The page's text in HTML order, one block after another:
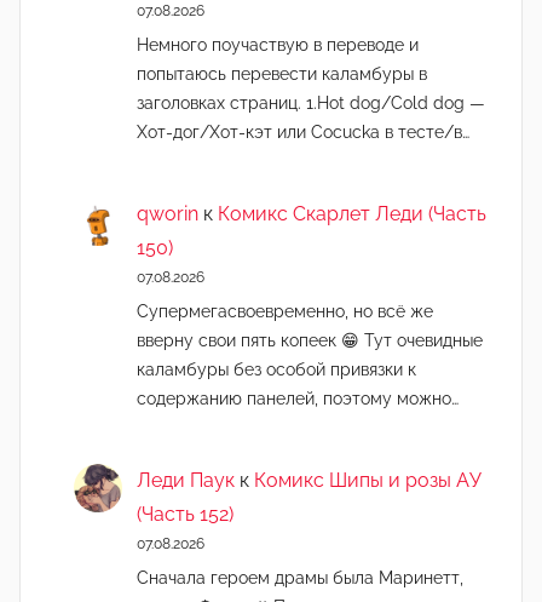
07.08.2026
Немного поучаствую в переводе и
попытаюсь перевести каламбуры в
заголовках страниц. 1.Hot dog/Cold dog —
Хот-дог/Хот-кэт или Cocucka в тесте/в…
qworin к Комикс Скарлет Леди (Часть
150)
07.08.2026
Супермегасвоевременно, но всё же
вверну свои пять копеек 😁 Тут очевидные
каламбуры без особой привязки к
содержанию панелей, поэтому можно…
Леди Паук к Комикс Шипы и розы АУ
(Часть 152)
07.08.2026
Сначала героем драмы была Маринетт,